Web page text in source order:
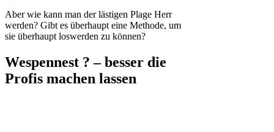
Aber wie kann man der lästigen Plage Herr
werden? Gibt es überhaupt eine Methode, um
sie überhaupt loswerden zu können?
Wespennest ? – besser die
Profis machen lassen